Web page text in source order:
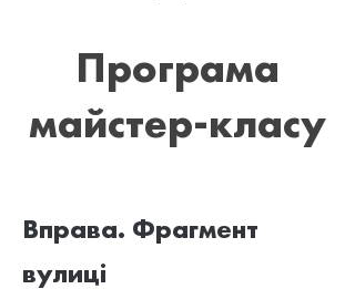
Програма
майстер-класу
Вправа. Фрагмент
вулиці